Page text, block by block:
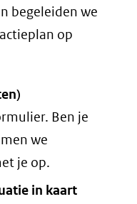
begeleiden we
op
Ben je
we
je op.
in kaart